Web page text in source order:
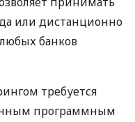
или дистанционно
любых банков
требуется
программным